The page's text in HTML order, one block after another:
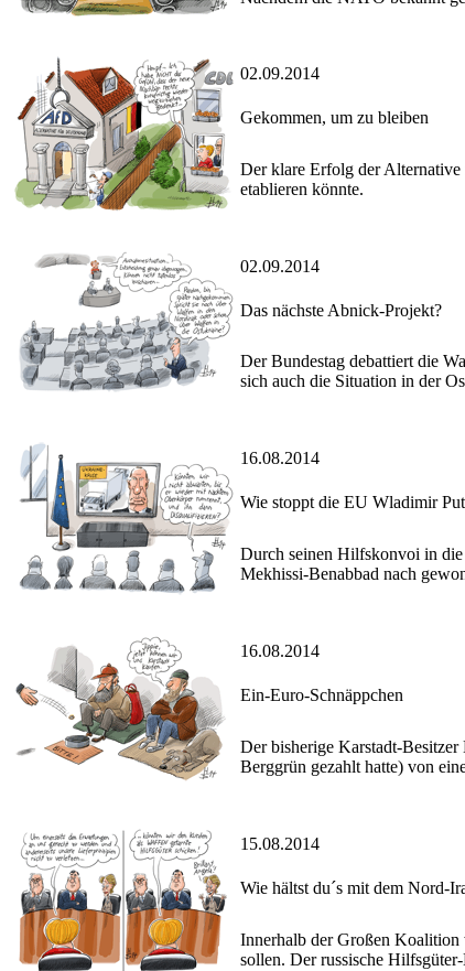
02.09.2014
Gekommen, um zu bleiben
Der klare Erfolg der Alternative
etablieren könnte.
02.09.2014
Das nächste Abnick-Projekt?
Der Bundestag debattiert die
sich auch die Situation in der
16.08.2014
Wie stoppt die EU Wladimir
Durch seinen Hilfskonvoi in
Mekhissi-Benabbad nach
16.08.2014
Ein-Euro-Schnäppchen
Der bisherige Karstadt-
Berggrün gezahlt hatte) von
15.08.2014
Wie hältst du´s mit dem Nord-
Innerhalb der Großen Koalition
sollen. Der russische